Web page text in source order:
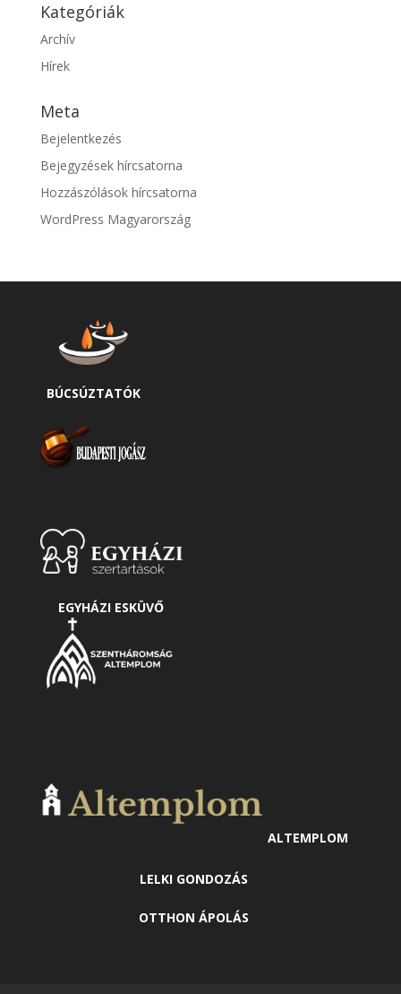
Kategóriák
Archív
Hírek
Meta
Bejelentkezés
Bejegyzések hírcsatorna
Hozzászólások hírcsatorna
WordPress Magyarország
BÚCSÚZTATÓK
EGYHÁZI ESKÜVŐ
ALTEMPLOM
LELKI GONDOZÁS
OTTHON ÁPOLÁS